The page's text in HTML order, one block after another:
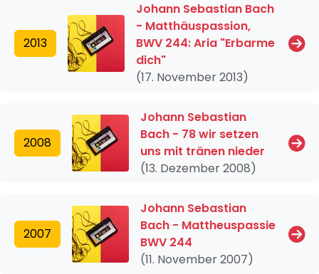
2013
Johann Sebastian Bach
- Matthäuspassion,
BWV 244: Aria "Erbarme
dich"
(17. November 2013)
2008
Johann Sebastian
Bach - 78 wir setzen
uns mit tränen nieder
(13. Dezember 2008)
2007
Johann Sebastian
Bach - Mattheuspassie
BWV 244
(11. November 2007)